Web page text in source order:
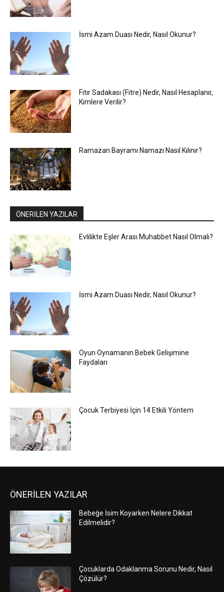
İsmi Azam Duası Nedir, Nasıl Okunur?
Fıtır Sadakası (Fitre) Nedir, Nasıl Hesaplanır,
Kimlere Verilir?
Ramazan Bayramı Namazı Nasıl Kılınır?
ÖNERİLEN YAZILAR
Evlilikte Eşler Arası Muhabbet Nasıl Olmalı?
İsmi Azam Duası Nedir, Nasıl Okunur?
Oyun Oynamanın Bebek Gelişimine
Faydaları
Çocuk Terbiyesi İçin 14 Etkili Yöntem
ÖNERİLEN YAZILAR
Bebeğe İsim Koyarken Nelere Dikkat
Edilmelidir?
Çocuklarda Odaklanma Sorunu Nedir, Nasıl
Çözülür?